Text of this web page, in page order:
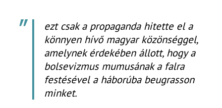
ezt csak a propaganda hitette el a
könnyen hívő magyar közönséggel,
amelynek érdekében állott, hogy a
bolsevizmus mumusának a falra
festésével a háborúba beugrasson
minket.